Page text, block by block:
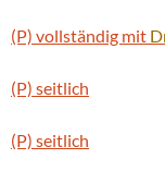
(P) vollständig mit
(P) seitlich
(P) seitlich